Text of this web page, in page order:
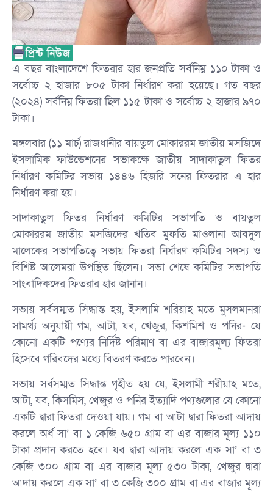
এ বছর বাংলাদেশে ফিতরার হার জনপ্রতি সর্বনিম্ন ১১০ টাকা ও
সর্বোচ্চ ২ হাজার ৮০৫ টাকা নির্ধারণ করা হয়েছে। গত বছর
(২০২৪) সর্বনিম্ন ফিতরা ছিল ১১৫ টাকা ও সর্বোচ্চ ২ হাজার ৯৭০
টাকা।
মঙ্গলবার (১১ মার্চ) রাজধানীর বায়তুল মোকাররম জাতীয় মসজিদে
ইসলামিক ফাউন্ডেশনের সভাকক্ষে জাতীয় সাদাকাতুল ফিতর
নির্ধারণ কমিটির সভায় ১৪৪৬ হিজরি সনের ফিতরার এ হার
নির্ধারণ করা হয়।
সাদাকাতুল ফিতর নির্ধারণ কমিটির সভাপতি ও বায়তুল
মোকাররম জাতীয় মসজিদের খতিব মুফতি মাওলানা আবদুল
মালেকের সভাপতিত্বে সভায় ফিতরা নির্ধারণ কমিটির সদস্য ও
বিশিষ্ট আলেমরা উপস্থিত ছিলেন। সভা শেষে কমিটির সভাপতি
সাংবাদিকদের ফিতরার হার জানান।
সভায় সর্বসম্মত সিদ্ধান্ত হয়, ইসলামি শরিয়াহ মতে মুসলমানরা
সামর্থ্য অনুযায়ী গম, আটা, যব, খেজুর, কিশমিশ ও পনির- যে
কোনো একটি পণ্যের নির্দিষ্ট পরিমাণ বা এর বাজারমূল্য ফিতরা
হিসেবে গরিবদের মধ্যে বিতরণ করতে পারবেন।
সভায় সর্বসম্মত সিদ্ধান্ত গৃহীত হয় যে, ইসলামী শরীয়াহ মতে,
আটা, যব, কিসমিস, খেজুর ও পনির ইত্যাদি পণ্যগুলোর যে কোনো
একটি দ্বারা ফিতরা দেওয়া যায়। গম বা আটা দ্বারা ফিতরা আদায়
করলে অর্ধ সা’ বা ১ কেজি ৬৫০ গ্রাম বা এর বাজার মূল্য ১১০
টাকা প্রদান করতে হবে। যব দ্বারা আদায় করলে এক সা’ বা ৩
কেজি ৩০০ গ্রাম বা এর বাজার মূল্য ৫৩০ টাকা, খেজুর দ্বারা
আদায় করলে এক সা’ বা ৩ কেজি ৩০০ গ্রাম বা এর বাজার মূল্য